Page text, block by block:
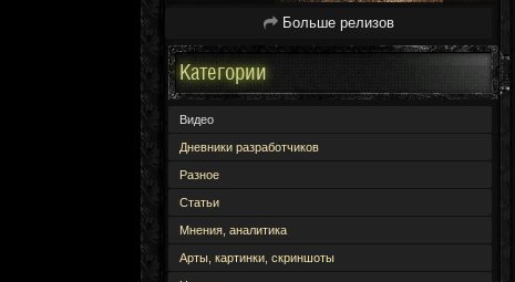
Больше релизов
Категории
Видео
Дневники разработчиков
Разное
Статьи
Мнения, аналитика
Арты, картинки, скриншоты